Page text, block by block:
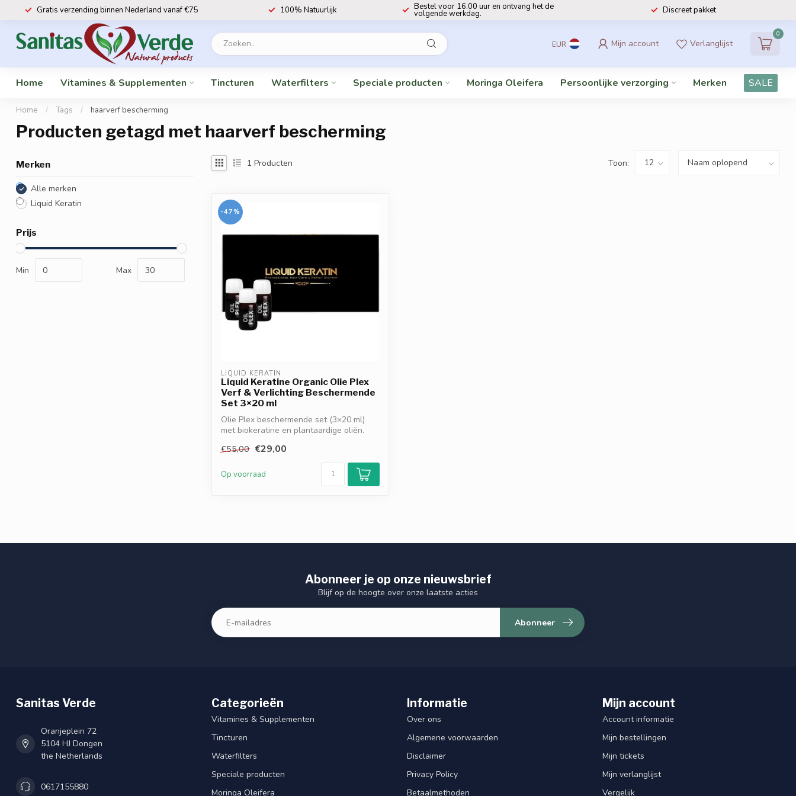
Gratis verzending binnen Nederland vanaf €75 100% Natuurlijk Bestel voor 16.00 uur en ontvang het de
volgende werkdag. Discreet pakket
EUR Mijn account Verlanglijst
0
Home Vitamines & Supplementen Tincturen Waterfilters Speciale producten Moringa Oleifera Persoonlijke verzorging Merken SALE
Home / Tags / haarverf bescherming
Producten getagd met haarverf bescherming
Merken
Alle merken
Liquid Keratin
Prijs
Min Max
1 Producten Toon:
-47%
LIQUID KERATIN
Liquid Keratine Organic Olie Plex
Verf & Verlichting Beschermende
Set 3×20 ml
Olie Plex beschermende set (3×20 ml)
met biokeratine en plantaardige oliën.
€55,00 €29,00
Op voorraad
Abonneer je op onze nieuwsbrief
Blijf op de hoogte over onze laatste acties
Abonneer
Sanitas Verde
Oranjeplein 72
5104 HJ Dongen
the Netherlands
0617155880
Categorieën
Vitamines & Supplementen
Tincturen
Waterfilters
Speciale producten
Moringa Oleifera
Informatie
Over ons
Algemene voorwaarden
Disclaimer
Privacy Policy
Betaalmethoden
Mijn account
Account informatie
Mijn bestellingen
Mijn tickets
Mijn verlanglijst
Vergelijk